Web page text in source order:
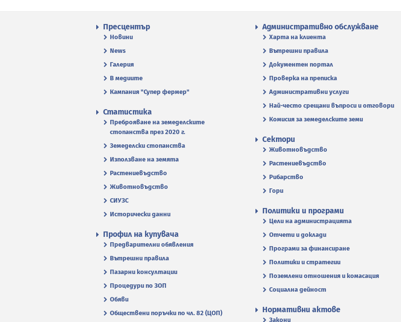
Пресцентър
Новини
News
Галерия
В медиите
Кампания "Супер фермер"
Административно обслужване
Харта на клиента
Вътрешни правила
Документен портал
Проверка на преписка
Административни услуги
Най-често срещани въпроси и отговори
Комисия за земеделските земи
Статистика
Преброяване на земеделските
стопанства през 2020 г.
Земеделски стопанства
Използване на земята
Растениевъдство
Животновъдство
СИУЗС
Исторически данни
Сектори
Животновъдство
Растениевъдство
Рибарство
Гори
Политики и програми
Цели на администрацията
Отчети и доклади
Програми за финансиране
Политики и стратегии
Поземлени отношения и комасация
Социална дейност
Профил на купувача
Предварителни обявления
Вътрешни правила
Пазарни консултации
Процедури по ЗОП
Обяви
Обществени поръчки по чл. 82 (ЦОП)
Нормативни актове
Закони